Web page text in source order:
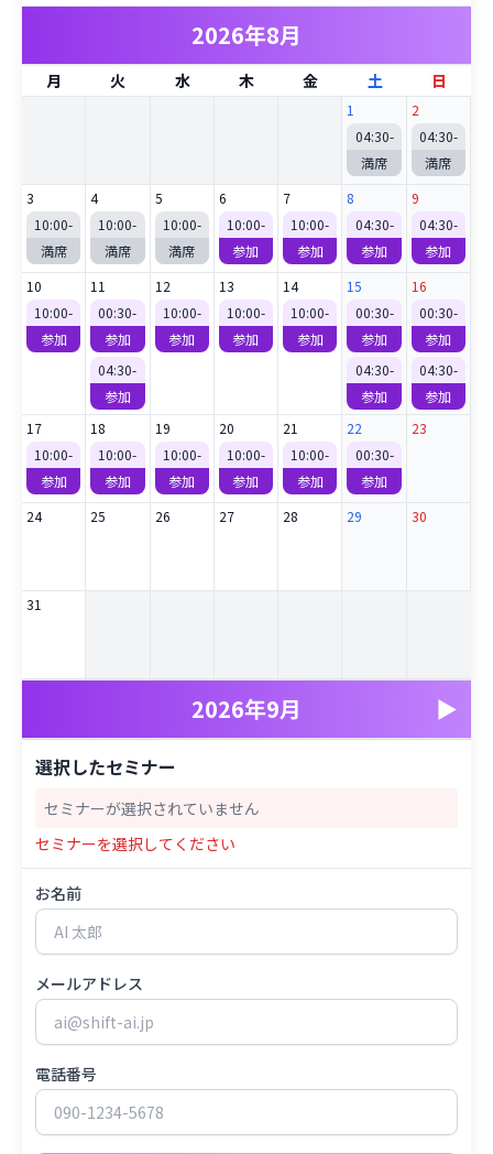
2026年8月
月 火 水 木 金 土 日
1
04:30-
満席
2
04:30-
満席
3
10:00-
満席
4
10:00-
満席
5
10:00-
満席
6
10:00-
参加
7
10:00-
参加
8
04:30-
参加
9
04:30-
参加
10
10:00-
参加
11
00:30-
参加
04:30-
参加
12
10:00-
参加
13
10:00-
参加
14
10:00-
参加
15
00:30-
参加
04:30-
参加
16
00:30-
参加
04:30-
参加
17
10:00-
参加
18
10:00-
参加
19
10:00-
参加
20
10:00-
参加
21
10:00-
参加
22
00:30-
参加
23
24 25 26 27 28 29 30
31
2026年9月 ▶
選択したセミナー
セミナーが選択されていません
セミナーを選択してください
お名前
メールアドレス
電話番号